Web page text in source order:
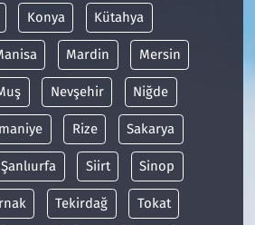
Konya Kütahya
Mardin Mersin
Nevşehir Niğde
Rize Sakarya
Şanlıurfa Siirt Sinop
Tekirdağ Tokat